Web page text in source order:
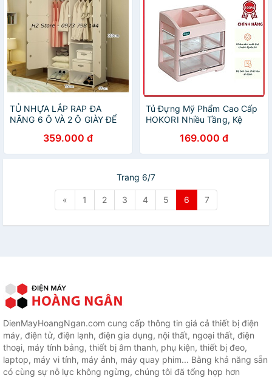
TỦ NHỰA LẮP RAP ĐA
NĂNG 6 Ô VÀ 2 Ô GIÀY ĐỂ
(tùy chọn mẫu)
359.000 đ
Tủ Đựng Mỹ Phẩm Cao Cấp
HOKORI Nhiều Tầng, Kệ
Điểm Nhiều Ngăn - Hàng
chính hãng
169.000 đ
Trang 6/7
« 1 2 3 4 5 6 7
DienMayHoangNgan.com cung cấp thông tin giá cả thiết bị điện
máy, điện tử, điện lạnh, điện gia dụng, nội thất, ngoại thất, điện
thoại, máy tính bảng, thiết bị âm thanh, phụ kiện, thiết bị đeo,
laptop, máy vi tính, máy ảnh, máy quay phim... Bằng khả năng sẵn
có cùng sự nỗ lực không ngừng, chúng tôi đã tổng hợp hơn